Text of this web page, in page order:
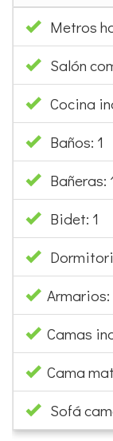
Metros
Salón
Cocina
Baños: 1
Bañeras:
Bidet: 1
Armarios:
Camas
Cama
Sofá